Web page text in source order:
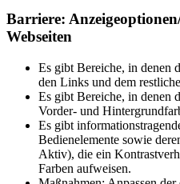
Barriere:
Webseiten
Es gibt Bereiche, in denen
den Links und dem
Es gibt Bereiche, in denen
Vorder- und
Es gibt
Bedienelemente sowie
Aktiv), die ein
Farben aufweisen.